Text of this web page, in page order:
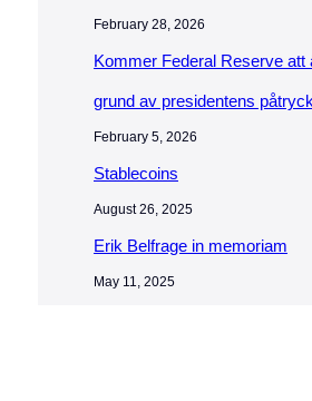
February 28, 2026
Kommer Federal Reserve att
grund av presidentens
February 5, 2026
Stablecoins
August 26, 2025
Erik Belfrage in memoriam
May 11, 2025